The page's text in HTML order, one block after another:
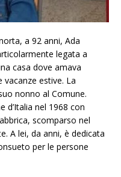
a 92 anni, Ada
legata a
casa dove amava
estive. La
nonno al Comune.
d’Italia nel 1968 con
scomparso nel
A lei, da anni, è dedicata
per le persone